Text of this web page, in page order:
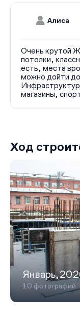
дистанционного
или планшет.
жителей PSK
функциями.
До станции
пешком
около 10 минут
— 15 минут, до
центры, кафе и
школа и детский
учебные
Алиса
Очень крутой
потолки,
есть, места
можно дойти
магазины,
Ход
10 фотографий